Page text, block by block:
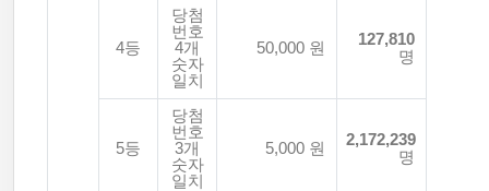
4등
당첨
번호
4개
숫자
일치
50,000 원
127,810
명
5등
당첨
번호
3개
숫자
일치
5,000 원
2,172,239
명